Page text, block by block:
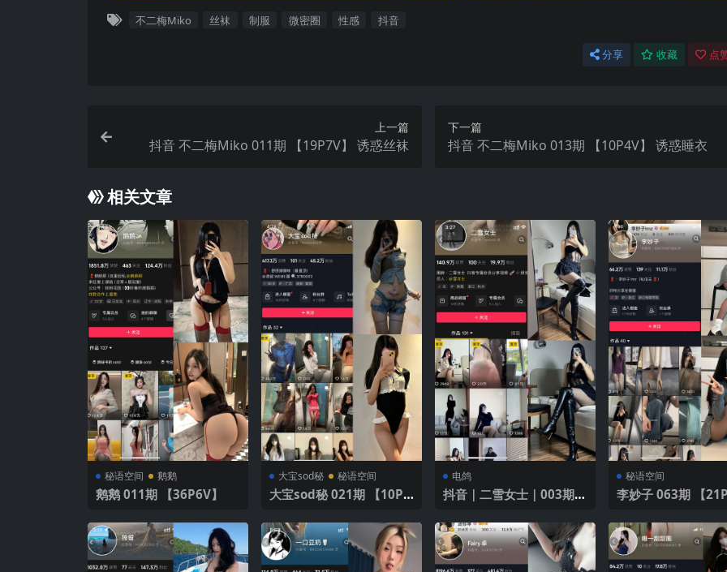
不二梅Miko 丝袜 制服 微密圈 性感 抖音
分享 收藏 点
上一篇
抖音 不二梅Miko 011期 【19P7V】 诱惑丝袜
下一篇
抖音 不二梅Miko 013期 【10P4V】 诱惑睡衣
相关文章
秘语空间 鹅鹅
鹅鹅 011期 【36P6V】
大宝sod秘 秘语空间
大宝sod秘 021期 【10P4
电鸽
抖音｜二雪女士｜003期｜
秘语空间
李妙子 063期 【21P】20